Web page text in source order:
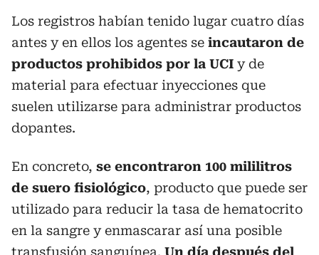
Los registros habían tenido lugar cuatro días
antes y en ellos los agentes se incautaron de
productos prohibidos por la UCI y de
material para efectuar inyecciones que
suelen utilizarse para administrar productos
dopantes.
En concreto, se encontraron 100 mililitros
de suero fisiológico, producto que puede ser
utilizado para reducir la tasa de hematocrito
en la sangre y enmascarar así una posible
transfusión sanguínea. Un día después del